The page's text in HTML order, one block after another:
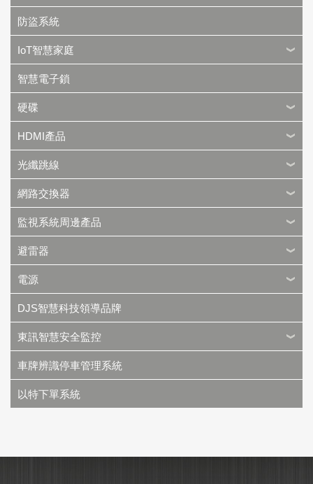
防盜系統
IoT智慧家庭
智慧電子鎖
硬碟
HDMI產品
光纖跳線
網路交換器
監視系統周邊產品
避雷器
電源
DJS智慧科技領導品牌
東訊智慧安全監控
車牌辨識停車管理系統
以特下單系統